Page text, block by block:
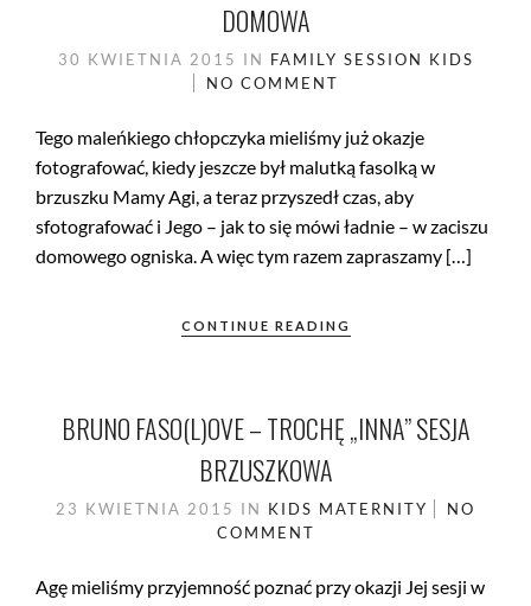
DOMOWA
30 KWIETNIA 2015 IN FAMILY SESSION KIDS
NO COMMENT
Tego maleńkiego chłopczyka mieliśmy już okazje
fotografować, kiedy jeszcze był malutką fasolką w
brzuszku Mamy Agi, a teraz przyszedł czas, aby
sfotografować i Jego – jak to się mówi ładnie – w zaciszu
domowego ogniska. A więc tym razem zapraszamy […]
CONTINUE READING
BRUNO FASO(L)OVE – TROCHĘ „INNA” SESJA
BRZUSZKOWA
23 KWIETNIA 2015 IN KIDS MATERNITY
NO
COMMENT
Agę mieliśmy przyjemność poznać przy okazji Jej sesji w